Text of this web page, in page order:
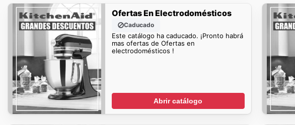
Ofertas En Electrodomésticos
Caducado
Este catálogo ha caducado. ¡Pronto habrá
mas ofertas de Ofertas en
electrodomésticos !
Abrir catálogo